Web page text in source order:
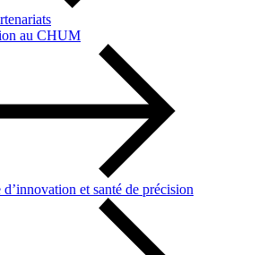
au CHUM
et santé de précision